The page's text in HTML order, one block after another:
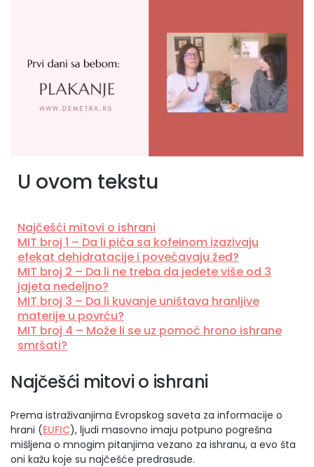
U ovom tekstu
Najčešći mitovi o ishrani
MIT broj 1 – Da li pića sa kofeinom izazivaju
efekat dehidratacije i povećavaju žeđ?
MIT broj 2 – Da li ne treba da jedete više od 3
jajeta nedeljno?
MIT broj 3 – Da li kuvanje uništava hranljive
materije u povrću?
MIT broj 4 – Može li se uz pomoć hrono ishrane
smršati?
Najčešći mitovi o ishrani
Prema istraživanjima Evropskog saveta za informacije o
hrani (EUFIC), ljudi masovno imaju potpuno pogrešna
mišljena o mnogim pitanjima vezano za ishranu, a evo šta
oni kažu koje su najčešće predrasude.